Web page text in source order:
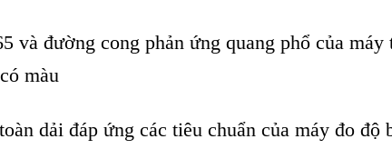
và đường cong phản ứng quang phổ của máy
ó màu
àn dải đáp ứng các tiêu chuẩn của máy đo độ